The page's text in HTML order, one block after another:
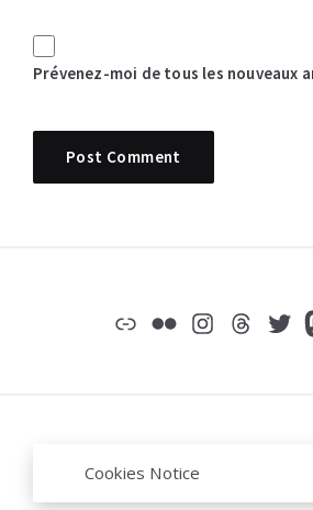
Prévenez-moi de tous les nouveaux
LienFlickr
Cookies Notice